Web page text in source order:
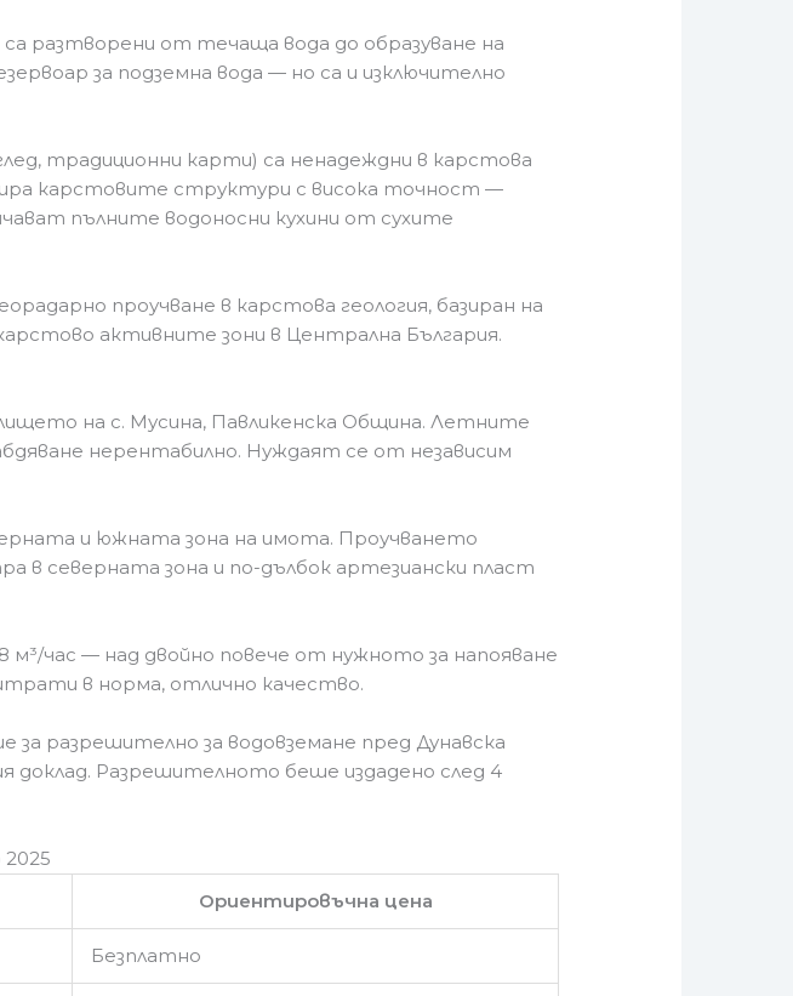
разтворени от течаща вода до образуване на
за подземна вода — но са и изключително
традиционни карти) са ненадеждни в карстова
карстовите структури с висока точност —
пълните водоносни кухини от сухите
проучване в карстова геология, базиран на
активните зони в Централна България.
на с. Мусина, Павликенска Община. Летните
нерентабилно. Нуждаят се от независим
и южната зона на имота. Проучването
в северната зона и по-дълбок артезиански пласт
час — над двойно повече от нужното за напояване
в норма, отлично качество.
за разрешително за водовземане пред Дунавска
доклад. Разрешителното беше издадено след 4
Ориентировъчна цена
Безплатно